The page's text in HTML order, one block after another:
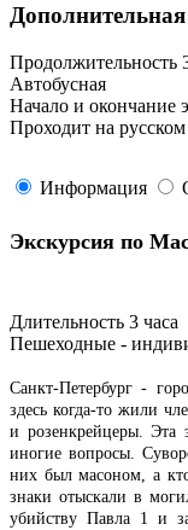
Продолжительность
Автобусная
Начало и окончание
Проходит на
Информация
Экскурсия по
Длительность 3 часа
Пешеходные -
Санкт-Петербург -
здесь когда-то жили
и розенкрейцеры. Эта
иногие вопросы.
них был масоном, а
знаки отыскали в
убийству Павла 1 и